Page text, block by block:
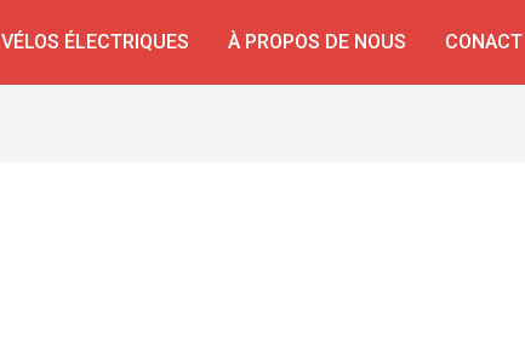
VÉLOS ÉLECTRIQUES À PROPOS DE NOUS CONACT